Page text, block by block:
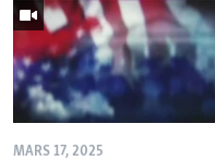
MARS 17, 2025